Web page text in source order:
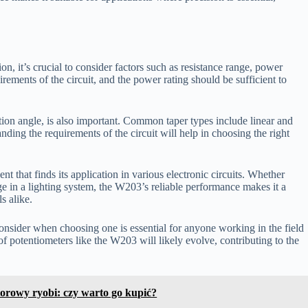
it’s crucial to consider factors such as resistance range, power
of the circuit, and the power rating should be sufficient to
angle, is also important. Common taper types include linear and
the requirements of the circuit will help in choosing the right
that finds its application in various electronic circuits. Whether
a lighting system, the W203’s reliable performance makes it a
alike.
when choosing one is essential for anyone working in the field
potentiometers like the W203 will likely evolve, contributing to the
ryobi: czy warto go kupić?